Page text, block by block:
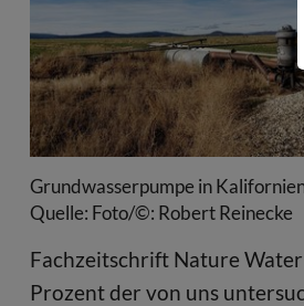
Grundwasserpumpe in
Quelle: Foto/©: Robert Reinecke
Fachzeitschrift Nature
Prozent der von uns